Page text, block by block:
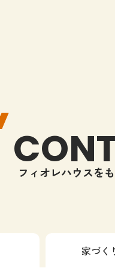
フィオレハウスを
家づく